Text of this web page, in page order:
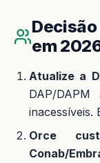
em
Atualize a
DAP/
inacessíveis.
Orce
Conab/